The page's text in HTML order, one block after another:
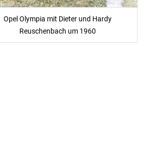
Opel Olympia mit Dieter und Hardy
Reuschenbach um 1960